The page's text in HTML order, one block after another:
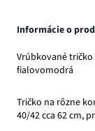
Informácie o
Vrúbkované
fialovomodrá
Tričko na rôzne
40/42 cca 62 cm,